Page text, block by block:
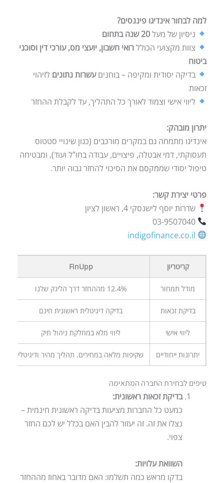
למה לבחור אינדיגו פיננסים?
ניסיון של מעל20 שנה בתחום
צוות מקצועי הכוללרואי חשבון, יועצי מס, עורכי דין וסוכני
ביטוח
בדיקה יסודית ומקיפה – בוחניםעשרות נתונים לזיהוי
זכאות
ליווי אישי וצמוד לאורך כל התהליך, עד לקבלת ההחזר
יתרון מובהק:
אינדיגו מתמחה גם במקרים מורכבים (כגון שינויי סטטוס
תעסוקתי, דמי אבטלה, פיצויים, עבודה בחו”ל ועוד), ומבטיחה
טיפול יסודי שממקסם את הסיכוי להחזר גבוה יותר.
פרטי יצירת קשר:
שדרות יוסף לישנסקי 4, ראשון לציון
indigofinance.co.il
קריטריון FinUpp
מודל תמחור 12.4% מההחזר דרך הלינק שלנו
בדיקת זכאות בדיקה דיגיטלית ראשונית חינם
ליווי אישי ליווי מלא במחלקת ניהול תיק
יתרונות ייחודיים שקיפות מלאה במחירים, תהליך מהיר ודיגיטלי
טיפים לבחירת החברה המתאימה
בדיקת זכאות ראשונית:
כמעט כל החברות מציעות בדיקה ראשונית חינמית –
נצלו את זה. זה יעזור להבין האם בכלל יש לכם החזר
צפוי.
השוואת עלויות:
בדקו מראש כמה תשלמו: האם מדובר באחוז מההחזר